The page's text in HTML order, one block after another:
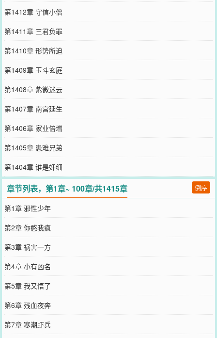
第1412章 守信小僧
第1411章 三君负罪
第1410章 形势所迫
第1409章 玉斗玄庭
第1408章 紫微迷云
第1407章 南宫延生
第1406章 家业倍增
第1405章 患难兄弟
第1404章 谁是奸细
章节列表，第1章~ 100章/共1415章 倒序
第1章 邪性少年
第2章 你憨我疯
第3章 祸害一方
第4章 小有凶名
第5章 我又悟了
第6章 残血夜奔
第7章 寒潮虾兵